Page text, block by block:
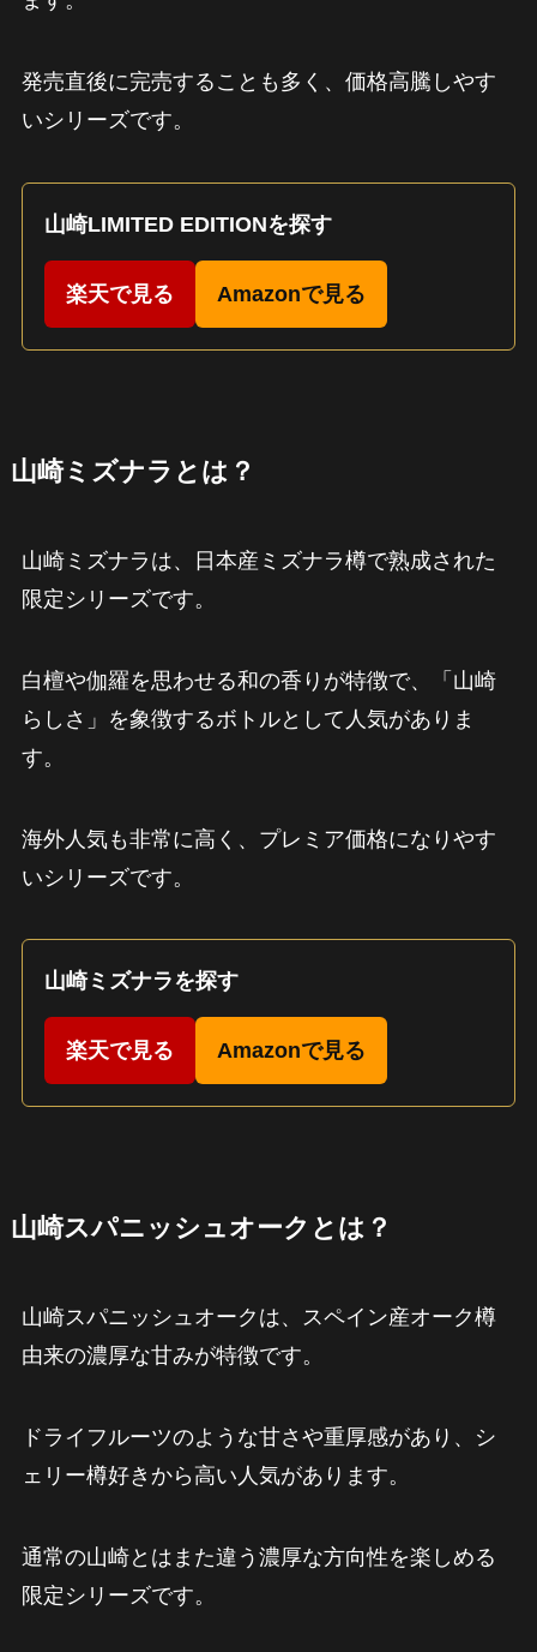
発売直後に完売することも多く、価格高騰しやす
いシリーズです。
山崎LIMITED EDITIONを探す
楽天で見る Amazonで見る
山崎ミズナラとは？
山崎ミズナラは、日本産ミズナラ樽で熟成された
限定シリーズです。
白檀や伽羅を思わせる和の香りが特徴で、「山崎
らしさ」を象徴するボトルとして人気がありま
す。
海外人気も非常に高く、プレミア価格になりやす
いシリーズです。
山崎ミズナラを探す
楽天で見る Amazonで見る
山崎スパニッシュオークとは？
山崎スパニッシュオークは、スペイン産オーク樽
由来の濃厚な甘みが特徴です。
ドライフルーツのような甘さや重厚感があり、シ
ェリー樽好きから高い人気があります。
通常の山崎とはまた違う濃厚な方向性を楽しめる
限定シリーズです。